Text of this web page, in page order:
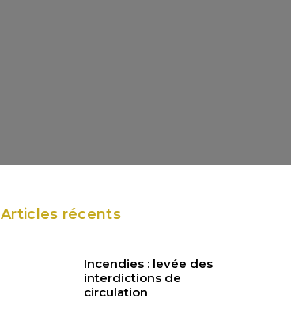
Articles récents
Incendies : levée des
interdictions de
circulation